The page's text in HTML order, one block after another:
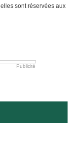
sont réservées aux
Publicité